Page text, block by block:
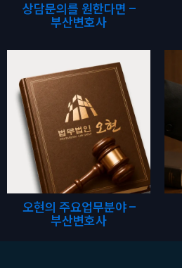
상담문의를 원한다면 –
부산변호사
오현의 주요업무분야 –
부산변호사